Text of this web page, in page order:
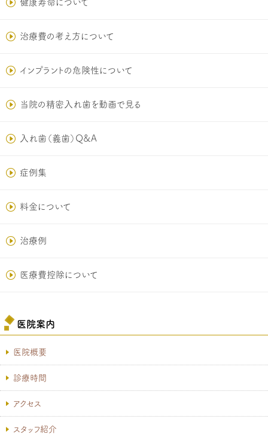
健康寿命について
治療費の考え方について
インプラントの危険性について
当院の精密入れ歯を動画で見る
入れ歯（義歯）Q&A
症例集
料金について
治療例
医療費控除について
医院案内
医院概要
診療時間
アクセス
スタッフ紹介